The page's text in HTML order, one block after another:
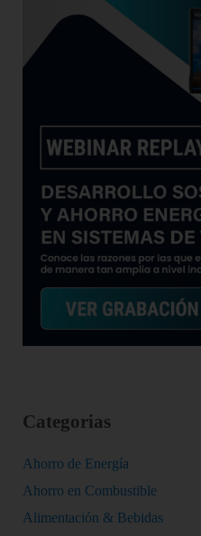
Categorias
Ahorro de Energía
Ahorro en Combustible
Alimentación & Bebidas